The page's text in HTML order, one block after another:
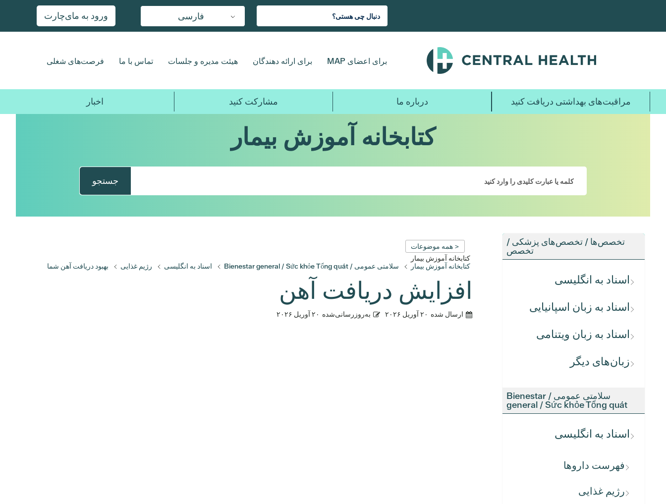
محتوای
فارسی ورود به مای‌چارت
برای اعضای MAP برای ارائه دهندگان هیئت مدیره و جلسات تماس با ما فرصت‌های شغلی
مراقبت‌های بهداشتی دریافت کنید درباره ما مشارکت کنید اخبار
کتابخانه آموزش بیمار
جستجو
تخصص‌ها / تخصص‌های پزشکی /
تخصص
اسناد به انگلیسی
اسناد به زبان اسپانیایی
اسناد به زبان ویتنامی
زبان‌های دیگر
سلامتی عمومی / Bienestar
general / Sức khỏe Tổng quát
اسناد به انگلیسی
فهرست داروها
رژیم غذایی
< همه موضوعات
کتابخانه آموزش بیمار
کتابخانه آموزش بیمار
سلامتی عمومی / Bienestar general / Sức khỏe Tổng quát اسناد به انگلیسی رژیم غذایی بهبود دریافت آهن شما
افزایش دریافت آهن
ارسال شده ۲۰ آوریل ۲۰۲۶ به‌روزرسانی‌شده ۲۰ آوریل ۲۰۲۶